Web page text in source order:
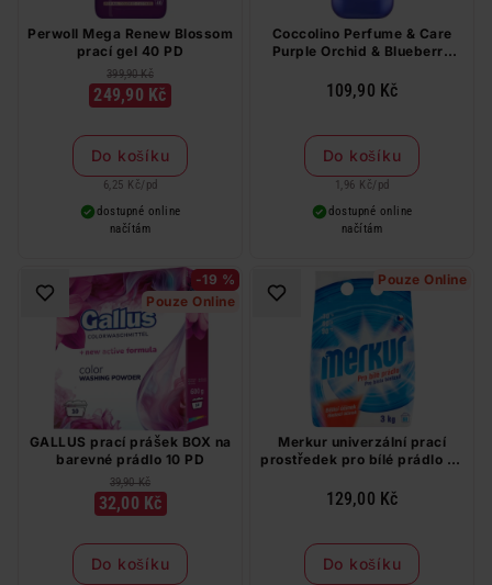
Perwoll Mega Renew Blossom
prací gel 40 PD
399,90 Kč
249,90 Kč
Do košíku
6,25 Kč/ pd
dostupné online
načítám
Coccolino Perfume & Care
Purple Orchid & Blueberry
109,90 Kč
Do košíku
1,96 Kč/ pd
dostupné online
načítám
-19 %
Pouze Online
GALLUS prací prášek BOX na
barevné prádlo 10 PD
39,90 Kč
32,00 Kč
Do košíku
Pouze Online
Merkur univerzální prací
prostředek pro bílé prádlo se
PD
129,00 Kč
Do košíku